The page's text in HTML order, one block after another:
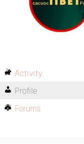
Activity
Profile
Forums